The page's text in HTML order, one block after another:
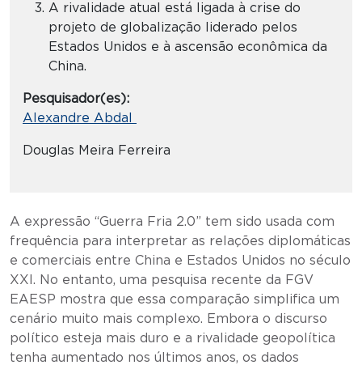
A rivalidade atual está ligada à crise do
projeto de globalização liderado pelos
Estados Unidos e à ascensão econômica da
China.
Pesquisador(es):
Alexandre Abdal
Douglas Meira Ferreira
A expressão “Guerra Fria 2.0” tem sido usada com
frequência para interpretar as relações diplomáticas
e comerciais entre China e Estados Unidos no século
XXI. No entanto, uma pesquisa recente da FGV
EAESP mostra que essa comparação simplifica um
cenário muito mais complexo. Embora o discurso
político esteja mais duro e a rivalidade geopolítica
tenha aumentado nos últimos anos, os dados